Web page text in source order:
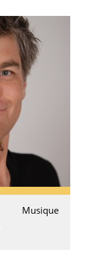
Musique